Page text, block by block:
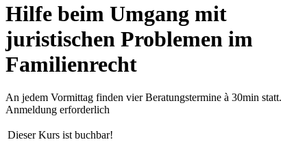
Hilfe beim Umgang mit
juristischen Problemen im
Familienrecht
An jedem Vormittag finden vier Beratungstermine à 30min statt.
Anmeldung erforderlich
Dieser Kurs ist buchbar!